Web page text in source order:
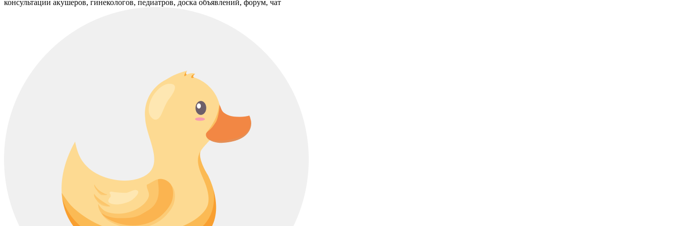
консультации акушеров, гинекологов, педиатров, доска объявлений, форум, чат